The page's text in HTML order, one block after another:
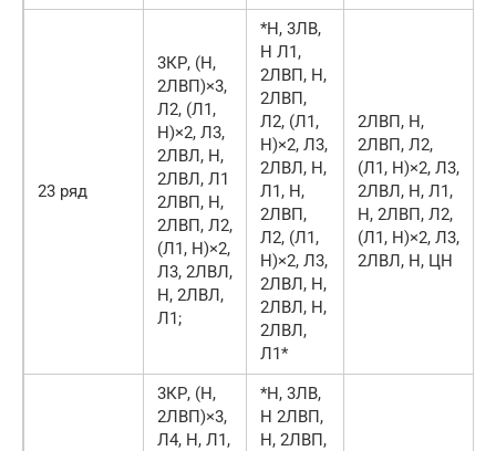
23 ряд
3КР, (Н,
2ЛВП)×3,
Л2, (Л1,
Н)×2, Л3,
2ЛВЛ, Н,
2ЛВЛ, Л1
2ЛВП, Н,
2ЛВП, Л2,
(Л1, Н)×2,
Л3, 2ЛВЛ,
Н, 2ЛВЛ,
Л1;
*Н, 3ЛВ,
Н Л1,
2ЛВП, Н,
2ЛВП,
Л2, (Л1,
Н)×2, Л3,
2ЛВЛ, Н,
Л1, Н,
2ЛВП,
Л2, (Л1,
Н)×2, Л3,
2ЛВЛ, Н,
2ЛВЛ, Н,
2ЛВЛ,
Л1*
2ЛВП, Н,
2ЛВП, Л2,
(Л1, Н)×2, Л3,
2ЛВЛ, Н, Л1,
Н, 2ЛВП, Л2,
(Л1, Н)×2, Л3,
2ЛВЛ, Н, ЦН
3КР, (Н,
2ЛВП)×3,
Л4, Н, Л1,
*Н, 3ЛВ,
Н 2ЛВП,
Н, 2ЛВП,